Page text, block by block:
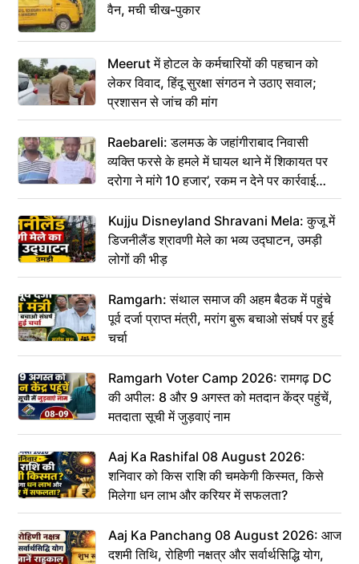
वैन, मची चीख-पुकार
Meerut में होटल के कर्मचारियों की पहचान को
लेकर विवाद, हिंदू सुरक्षा संगठन ने उठाए सवाल;
प्रशासन से जांच की मांग
Raebareli: डलमऊ के जहांगीराबाद निवासी
व्यक्ति फरसे के हमले में घायल थाने में शिकायत पर
दरोगा ने मांगे 10 हजार’, रकम न देने पर कार्रवाई
ठंडी!
Kujju Disneyland Shravani Mela: कुजू में
डिजनीलैंड श्रावणी मेले का भव्य उद्घाटन, उमड़ी
लोगों की भीड़
Ramgarh: संथाल समाज की अहम बैठक में पहुंचे
पूर्व दर्जा प्राप्त मंत्री, मरांग बुरू बचाओ संघर्ष पर हुई
चर्चा
Ramgarh Voter Camp 2026: रामगढ़ DC
की अपील: 8 और 9 अगस्त को मतदान केंद्र पहुंचें,
मतदाता सूची में जुड़वाएं नाम
Aaj Ka Rashifal 08 August 2026:
शनिवार को किस राशि की चमकेगी किस्मत, किसे
मिलेगा धन लाभ और करियर में सफलता?
Aaj Ka Panchang 08 August 2026: आज
दशमी तिथि, रोहिणी नक्षत्र और सर्वार्थसिद्धि योग,